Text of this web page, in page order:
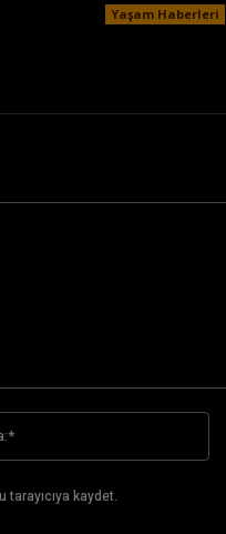
Yaşam Haberleri
kaydet.